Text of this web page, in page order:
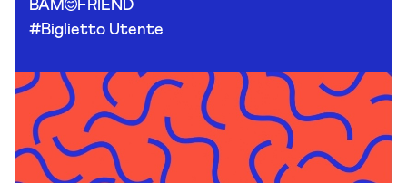
BAM
FRIEND
#Biglietto Utente